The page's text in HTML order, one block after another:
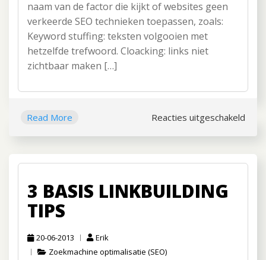
voor
verandering!
naam van de factor die kijkt of websites geen
verkeerde SEO technieken toepassen, zoals:
Keyword stuffing: teksten volgooien met
hetzelfde trefwoord. Cloacking: links niet
zichtbaar maken […]
Read More Reacties uitgeschakeld
3 BASIS LINKBUILDING
TIPS
20-06-2013
Erik
Zoekmachine optimalisatie (SEO)